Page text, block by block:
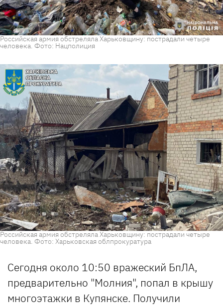
Российская армия обстреляла Харьковщину: пострадали четыре
человека. Фото: Нацполиция
Российская армия обстреляла Харьковщину: пострадали четыре
человека. Фото: Харьковская облпрокуратура
Сегодня около 10:50 вражеский БпЛА,
предварительно "Молния", попал в крышу
многоэтажки в Купянске. Получили